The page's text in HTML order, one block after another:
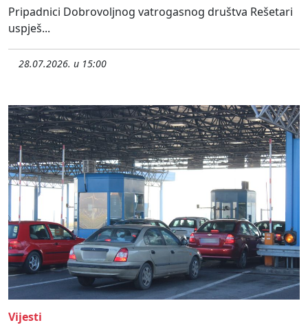
Pripadnici Dobrovoljnog vatrogasnog društva Rešetari
uspješ...
28.07.2026. u 15:00
Vijesti